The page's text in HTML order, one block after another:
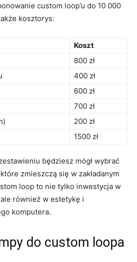
custom loop’u do 10 000
kosztorys:
Koszt
800 zł
400 zł
600 zł
700 zł
200 ‌zł
1500 zł
będziesz mógł wybrać
zmieszczą się w ⁤zakładanym
loop to‌ nie ​tylko inwestycja w
również w estetykę i
komputera.
do‌ custom loopa